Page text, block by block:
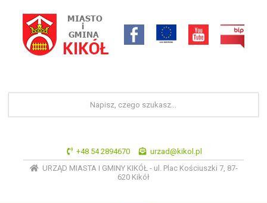
+48 54 2894670
urzad@kikol.pl
URZĄD MIASTA I GMINY KIKÓŁ - ul. Plac Kościuszki 7, 87-
620 Kikół